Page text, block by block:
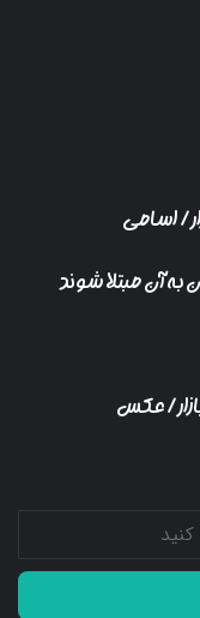
آن مبتلا شوند
عکس